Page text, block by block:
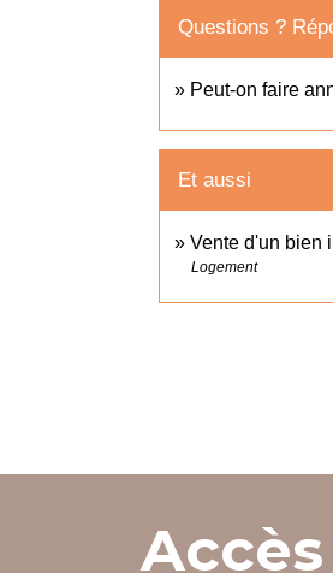
Questions ?
Peut-on faire
Et aussi
Vente d'un bien
Logement